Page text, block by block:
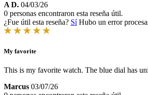
A D. 04/03/26
0 personas encontraron esta reseña útil.
¿Fue útil esta reseña? Sí Hubo un error
My favorite
This is my favorite watch. The blue dial has
Marcus 03/07/26